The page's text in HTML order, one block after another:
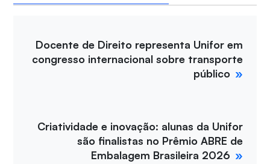
Docente de Direito representa Unifor em
congresso internacional sobre transporte
público
Criatividade e inovação: alunas da Unifor
são finalistas no Prêmio ABRE de
Embalagem Brasileira 2026